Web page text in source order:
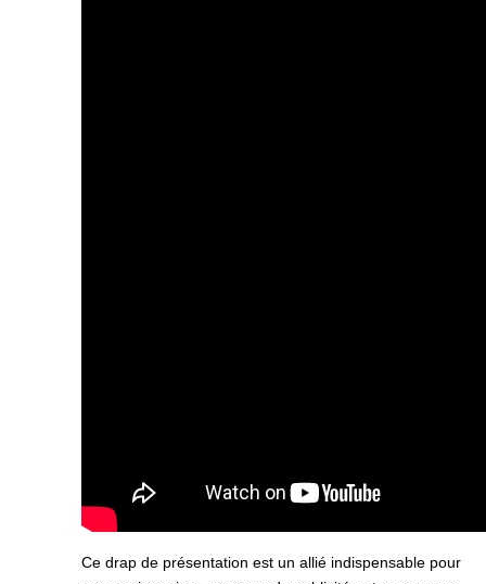
Ce drap de présentation est un allié indispensable pour